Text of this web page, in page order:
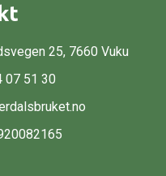
25, 7660 Vuku
07 51 30